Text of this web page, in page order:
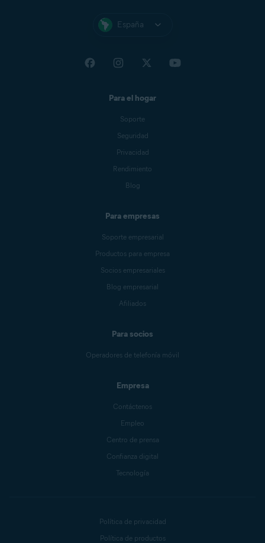
España
Para el hogar
Soporte
Seguridad
Privacidad
Rendimiento
Blog
Para empresas
Soporte empresarial
Productos para empresa
Socios empresariales
Blog empresarial
Afiliados
Para socios
Operadores de telefonía móvil
Empresa
Contáctenos
Empleo
Centro de prensa
Confianza digital
Tecnología
Política de privacidad
Política de productos